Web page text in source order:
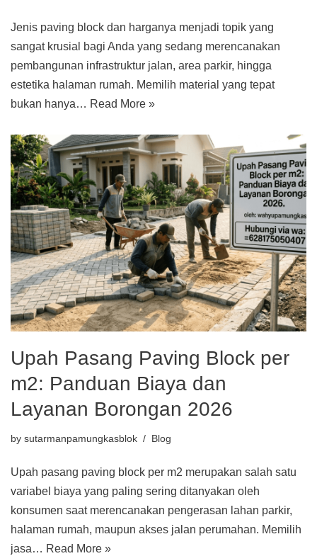
Jenis paving block dan harganya menjadi topik yang
sangat krusial bagi Anda yang sedang merencanakan
pembangunan infrastruktur jalan, area parkir, hingga
estetika halaman rumah. Memilih material yang tepat
bukan hanya… Read More »
Upah Pasang Paving Block per
m2: Panduan Biaya dan
Layanan Borongan 2026
by sutarmanpamungkasblok Blog
Upah pasang paving block per m2 merupakan salah satu
variabel biaya yang paling sering ditanyakan oleh
konsumen saat merencanakan pengerasan lahan parkir,
halaman rumah, maupun akses jalan perumahan. Memilih
jasa… Read More »